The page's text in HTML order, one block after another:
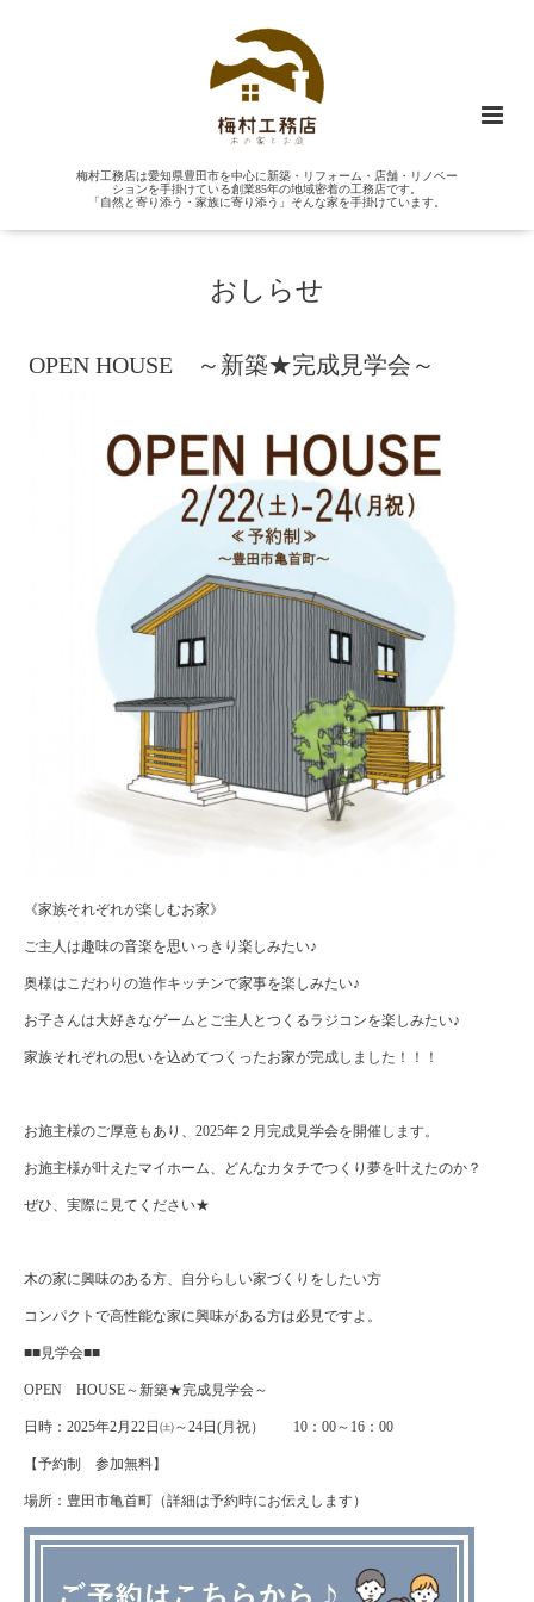
梅村工務店は愛知県豊田市を中心に新築・リフォーム・店舗・リノベー
ションを手掛けている創業85年の地域密着の工務店です。
「自然と寄り添う・家族に寄り添う」そんな家を手掛けています。
おしらせ
OPEN HOUSE ～新築★完成見学会～
《家族それぞれが楽しむお家》
ご主人は趣味の音楽を思いっきり楽しみたい♪
奥様はこだわりの造作キッチンで家事を楽しみたい♪
お子さんは大好きなゲームとご主人とつくるラジコンを楽しみたい♪
家族それぞれの思いを込めてつくったお家が完成しました！！！
お施主様のご厚意もあり、2025年２月完成見学会を開催します。
お施主様が叶えたマイホーム、どんなカタチでつくり夢を叶えたのか？
ぜひ、実際に見てください★
木の家に興味のある方、自分らしい家づくりをしたい方
コンパクトで高性能な家に興味がある方は必見ですよ。
■■見学会■■
OPEN HOUSE～新築★完成見学会～
日時：2025年2月22日㈯～24日(月祝） 10：00～16：00
【予約制 参加無料】
場所：豊田市亀首町（詳細は予約時にお伝えします）